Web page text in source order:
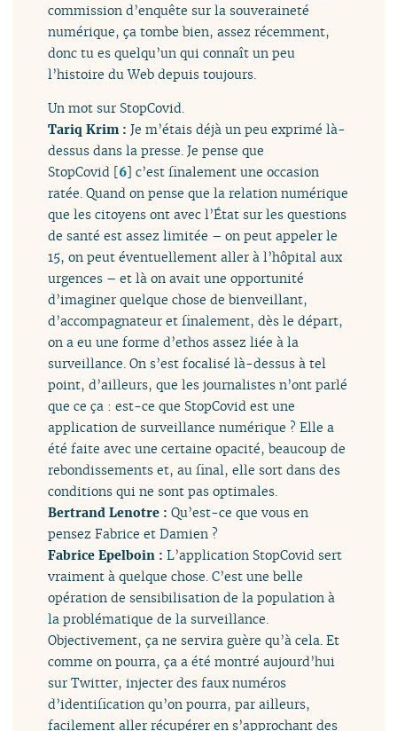
commission d’enquête sur la souveraineté
numérique, ça tombe bien, assez récemment,
donc tu es quelqu’un qui connaît un peu
l’histoire du Web depuis toujours.
Un mot sur StopCovid.
Tariq Krim :Je m’étais déjà un peu exprimé là-
dessus dans la presse. Je pense que
StopCovid [6] c’est finalement une occasion
ratée. Quand on pense que la relation numérique
que les citoyens ont avec l’État sur les questions
de santé est assez limitée – on peut appeler le
15, on peut éventuellement aller à l’hôpital aux
urgences – et là on avait une opportunité
d’imaginer quelque chose de bienveillant,
d’accompagnateur et finalement, dès le départ,
on a eu une forme d’ethos assez liée à la
surveillance. On s’est focalisé là-dessus à tel
point, d’ailleurs, que les journalistes n’ont parlé
que ce ça : est-ce que StopCovid est une
application de surveillance numérique ? Elle a
été faite avec une certaine opacité, beaucoup de
rebondissements et, au final, elle sort dans des
conditions qui ne sont pas optimales.
Bertrand Lenotre :Qu’est-ce que vous en
pensez Fabrice et Damien ?
Fabrice Epelboin :L’application StopCovid sert
vraiment à quelque chose. C’est une belle
opération de sensibilisation de la population à
la problématique de la surveillance.
Objectivement, ça ne servira guère qu’à cela. Et
comme on pourra, ça a été montré aujourd’hui
sur Twitter, injecter des faux numéros
d’identification qu’on pourra, par ailleurs,
facilement aller récupérer en s’approchant des